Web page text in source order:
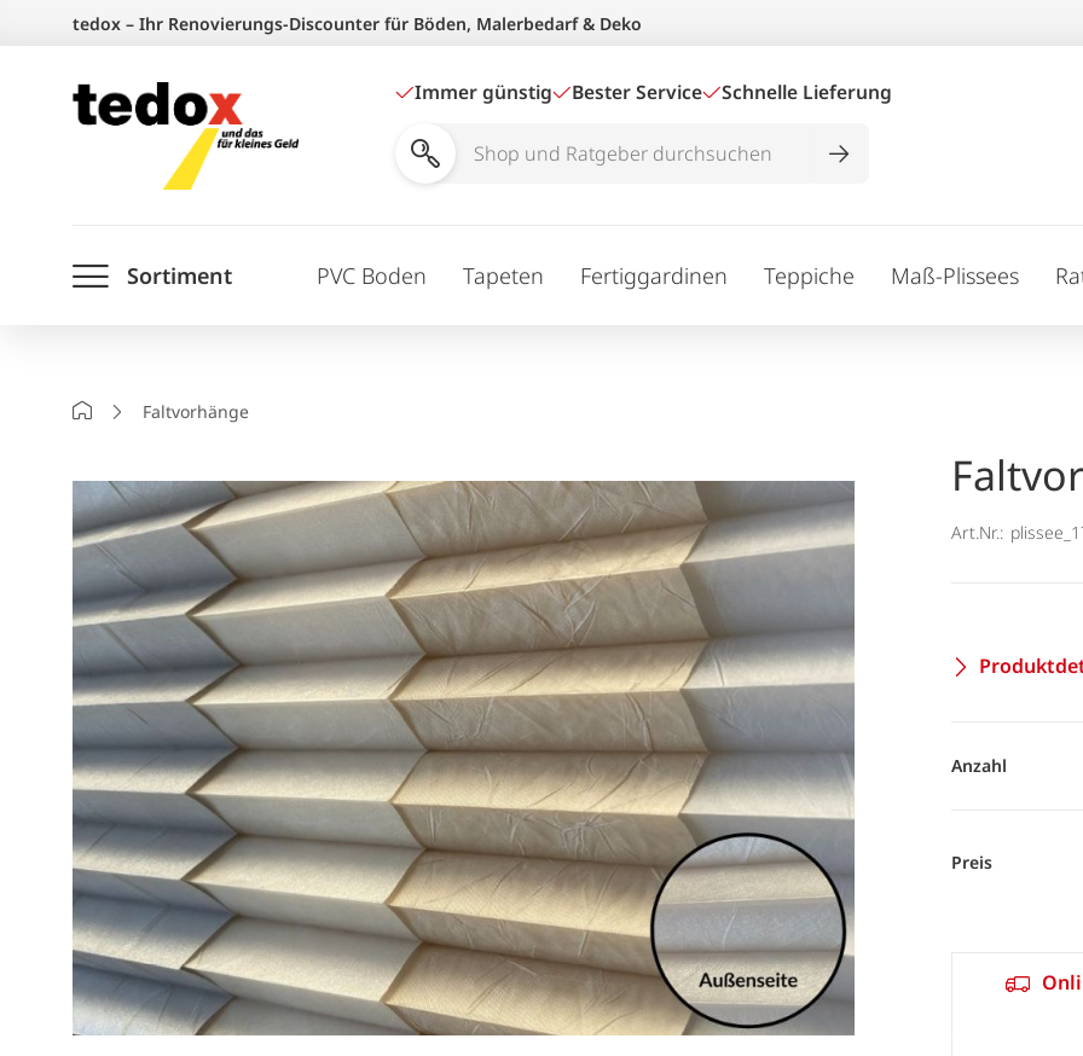
springen
tedox – Ihr Renovierungs-Discounter für Böden, Malerbedarf & Deko
Immer günstig Bester Service Schnelle Lieferung
Shop
durchsuchen
Sortiment PVC Boden Tapeten Fertiggardinen Teppiche Maß-Plissees
StartseiteFaltvorhänge
Art.Nr.:
Anzahl
Preis